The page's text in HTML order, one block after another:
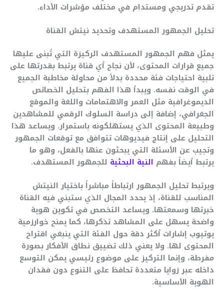
تقدم تدريجي ومستدام في مختلف مؤشرات الأداء.
تحليل الجمهور المستهدف وتحديد نيتش القناة
يمثل فهم الجمهور المستهدف الركيزة التي تُبنى عليها
جميع قرارات المحتوى، لأن نجاح أي قناة يرتبط بقدرتها على
تلبية احتياجات فئة محددة بدلاً من محاولة مخاطبة الجميع
في الوقت نفسه. ويبدأ هذا الفهم بتحليل الخصائص
الديموغرافية مثل العمر والاهتمامات واللغة والموقع
الجغرافي، إضافة إلى دراسة السلوك الرقمي للمشاهدين
وطبيعة المحتوى الذي يستهلكونه باستمرار. ويساعد هذا
التحليل على إنتاج فيديوهات تتوافق مع توقعات الجمهور
وتجيب عن الأسئلة التي يبحثون عنها بالفعل، وهو ما
يرتبط أيضاً بفهم النية البحثية للجمهور المستهدف.
ويرتبط تحليل الجمهور ارتباطاً مباشراً باختيار النيتش
المناسب للقناة، إذ يحدد المجال الذي ستبني فيه القناة
خبرتها وسمعتها. ويساعد التخصص في تكوين هوية
واضحة يسهل على المشاهد تذكرها، كما يمنح خوارزمية
يوتيوب إشارات أكثر دقة حول الفئة التي ينبغي اقتراح
المحتوى لها. ولا يعني ذلك تضييق نطاق الأفكار بصورة
مفرطة، وإنما التركيز على موضوع رئيسي يمكن التوسع
داخله عبر زوايا متعددة تحافظ على التنوع دون فقدان
الهوية الأساسية.